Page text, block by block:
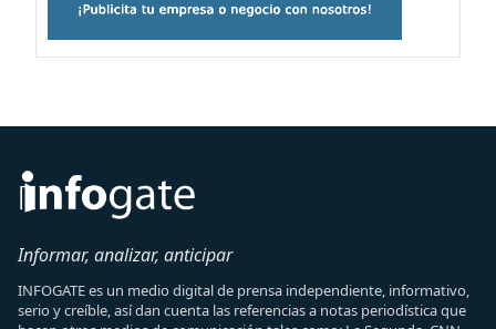
Informar, analizar, anticipar
INFOGATE es un medio digital de prensa independiente, informativo,
serio y creíble, así dan cuenta las referencias a notas periodística que